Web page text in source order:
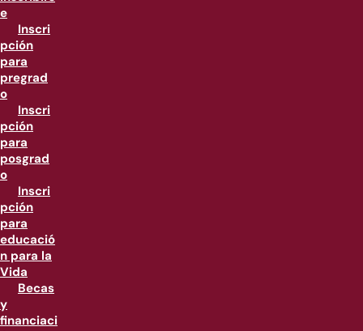
e
Inscri
pción
para
pregrad
o
Inscri
pción
para
posgrad
o
Inscri
pción
para
educació
n para la
Vida
Becas
y
financiaci